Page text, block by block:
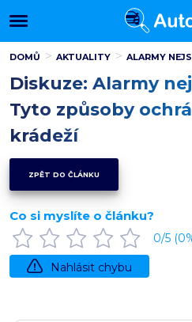
DOMŮ AKTUALITY ALARMY
Diskuze: Alarmy
Tyto způsoby
krádeží
ZPĚT DO ČLÁNKU
Co si myslíte o článku?
0/5 (0
Nahlásit chybu